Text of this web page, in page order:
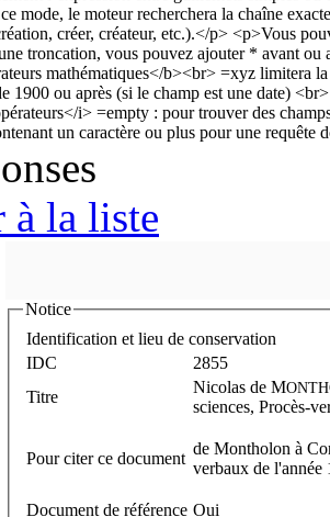
à la liste
Notice
Identification et lieu de conservation
IDC
2855
Titre
Nicolas de M
sciences, Procès-
Pour citer ce document
de Montholon à
verbaux de l'année
Document de référence Oui